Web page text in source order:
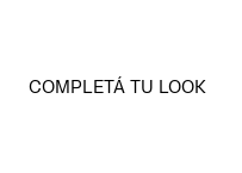
COMPLETÁ TU LOOK